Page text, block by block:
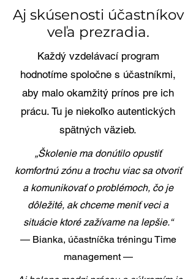
Aj skúsenosti účastníkov
veľa prezradia.
Každý vzdelávací program
hodnotíme spoločne s účastníkmi,
aby malo okamžitý prínos pre ich
prácu. Tu je niekoľko autentických
spätných väzieb.
„Školenie ma donútilo opustiť
komfortnú zónu a trochu viac sa otvoriť
a komunikovať o problémoch, čo je
dôležité, ak chceme meniť veci a
situácie ktoré zažívame na lepšie.“
— Bianka, účastníčka tréningu Time
management —